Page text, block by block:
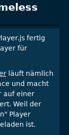
fertig
für
läuft nämlich
und macht
auf einer
Weil der
Player
ist.